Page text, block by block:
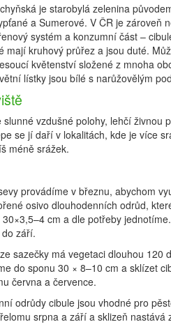
je starobylá zelenina
a Sumerové. V ČR je zároveň
systém a konzumní část –
mají kruhový průřez a jsou duté.
květenství složené z mnoha
lístky jsou bílé s narůžovělým
slunné vzdušné polohy, lehčí živnou
se jí daří v lokalitách, kde je více
méně srážek.
provádíme v březnu, abychom
osivo dlouhodenních odrůd,
cm a dle potřeby
září.
sazečky má vegetaci dlouhou 120
do sponu 30 × 8–10 cm a sklízet
června a července.
odrůdy cibule jsou vhodné pro
srpna a září a sklizeň nastává